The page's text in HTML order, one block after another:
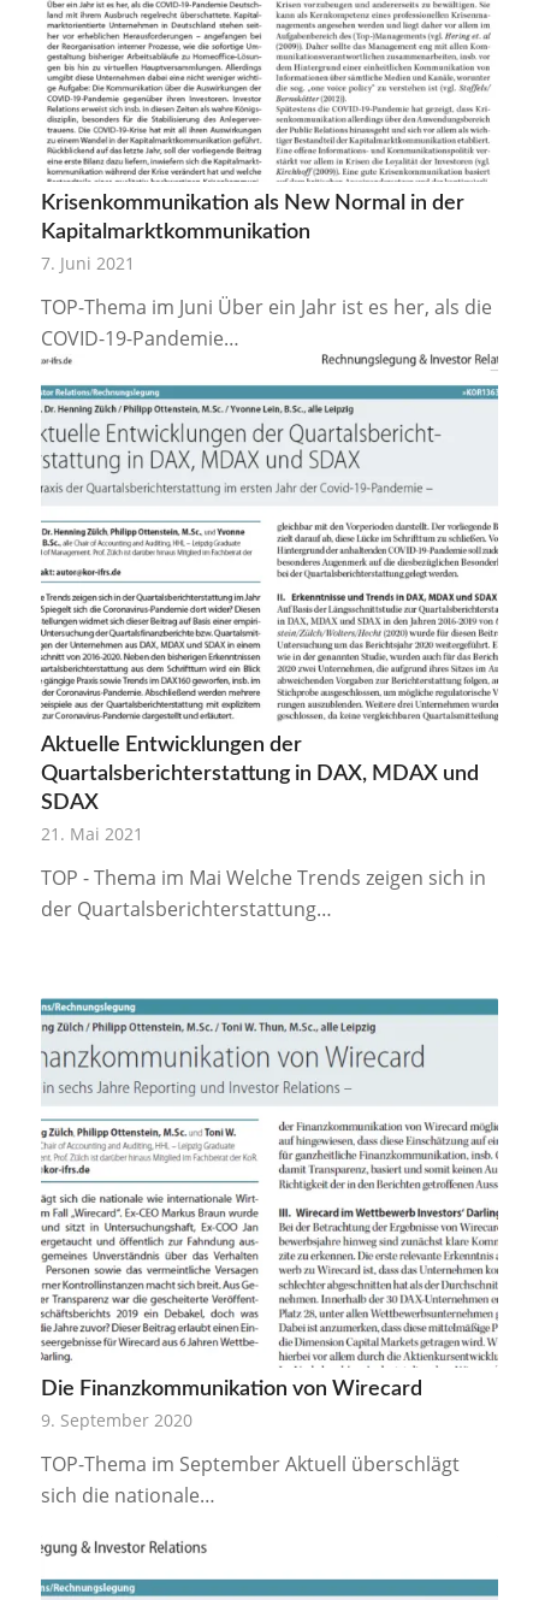
Krisenkommunikation als New Normal in der
Kapitalmarktkommunikation
7. Juni 2021
TOP-Thema im Juni Über ein Jahr ist es her, als die
COVID-19-Pandemie…
Aktuelle Entwicklungen der
Quartalsberichterstattung in DAX, MDAX und
SDAX
21. Mai 2021
TOP - Thema im Mai Welche Trends zeigen sich in
der Quartalsberichterstattung…
Die Finanzkommunikation von Wirecard
9. September 2020
TOP-Thema im September Aktuell überschlägt
sich die nationale…